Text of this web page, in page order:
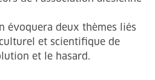
évoquera deux thèmes liés
et scientifique de
et le hasard.